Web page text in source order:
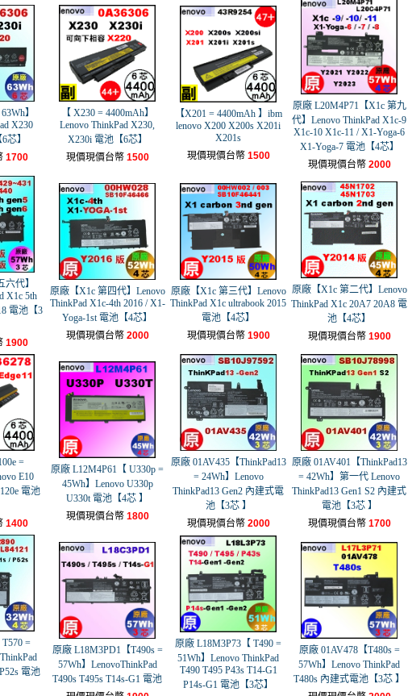
】
X230
芯】
1700
【 X230 = 4400mAh】
Lenovo ThinkPad X230,
X230i 電池【6芯】
現價現價台幣 1500
【X201 = 4400mAh 】ibm
lenovo X200 X200s X201i
X201s
現價現價台幣 1500
原廠 L20M4P71【X1c 第九
代】Lenovo ThinkPad X1c-9
X1c-10 X1c-11 / X1-Yoga-6
X1-Yoga-7 電池【4芯】
現價現價台幣 2000
代】
X1c 5th
電池【3
1900
原廠【X1c 第四代】Lenovo
ThinkPad X1c-4th 2016 / X1-
Yoga-1st 電池【4芯】
現價現價台幣 2000
原廠【X1c 第三代】Lenovo
ThinkPad X1c ultrabook 2015
電池【4芯】
現價現價台幣 1900
原廠【X1c 第二代】Lenovo
ThinkPad X1c 20A7 20A8 電
池【4芯】
現價現價台幣 1900
=
E10
電池
1400
原廠 L12M4P61【 U330p =
45Wh】Lenovo U330p
U330t 電池【4芯 】
現價現價台幣 1800
原廠 01AV435【ThinkPad13
= 24Wh】Lenovo
ThinkPad13 Gen2 內建式電
池【3芯 】
現價現價台幣 2000
原廠 01AV401【ThinkPad13
= 42Wh】第一代 Lenovo
ThinkPad13 Gen1 S2 內建式
電池【3芯 】
現價現價台幣 1700
=
電池
原廠 L18M3PD1【T490s =
57Wh】LenovoThinkPad
T490s T495s T14s-G1 電池
原廠 L18M3P73【 T490 =
51Wh】Lenovo ThinkPad
T490 T495 P43s T14-G1
P14s-G1 電池【3芯】
原廠 01AV478【T480s =
57Wh】Lenovo ThinkPad
T480s 內建式電池【3芯 】